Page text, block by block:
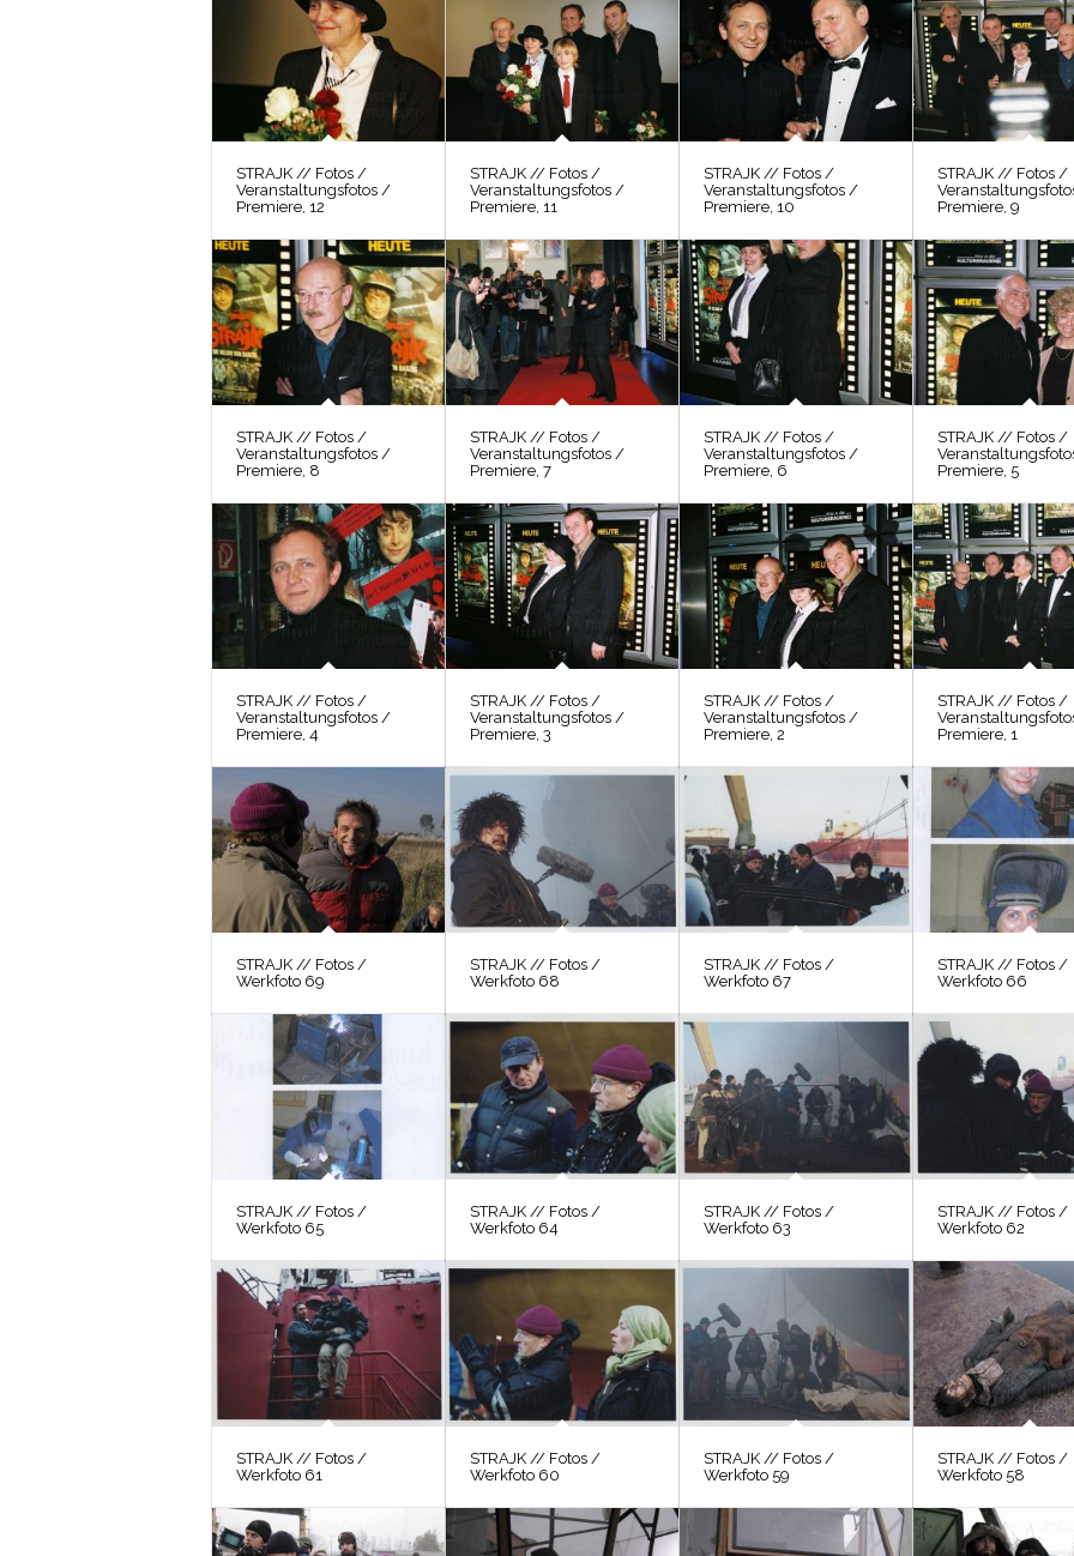
STRAJK // Fotos /
Veranstaltungsfotos /
Premiere, 12
STRAJK // Fotos /
Veranstaltungsfotos /
Premiere, 11
STRAJK // Fotos /
Veranstaltungsfotos /
Premiere, 10
STRAJK // Fotos /
Premiere, 9
STRAJK // Fotos /
Veranstaltungsfotos /
Premiere, 8
STRAJK // Fotos /
Veranstaltungsfotos /
Premiere, 7
STRAJK // Fotos /
Veranstaltungsfotos /
Premiere, 6
STRAJK // Fotos /
Premiere, 5
STRAJK // Fotos /
Veranstaltungsfotos /
Premiere, 4
STRAJK // Fotos /
Veranstaltungsfotos /
Premiere, 3
STRAJK // Fotos /
Veranstaltungsfotos /
Premiere, 2
STRAJK // Fotos /
Premiere, 1
STRAJK // Fotos /
Werkfoto 69
STRAJK // Fotos /
Werkfoto 68
STRAJK // Fotos /
Werkfoto 67
STRAJK // Fotos /
Werkfoto 66
STRAJK // Fotos /
Werkfoto 65
STRAJK // Fotos /
Werkfoto 64
STRAJK // Fotos /
Werkfoto 63
STRAJK // Fotos /
Werkfoto 62
STRAJK // Fotos /
Werkfoto 61
STRAJK // Fotos /
Werkfoto 60
STRAJK // Fotos /
Werkfoto 59
STRAJK // Fotos /
Werkfoto 58